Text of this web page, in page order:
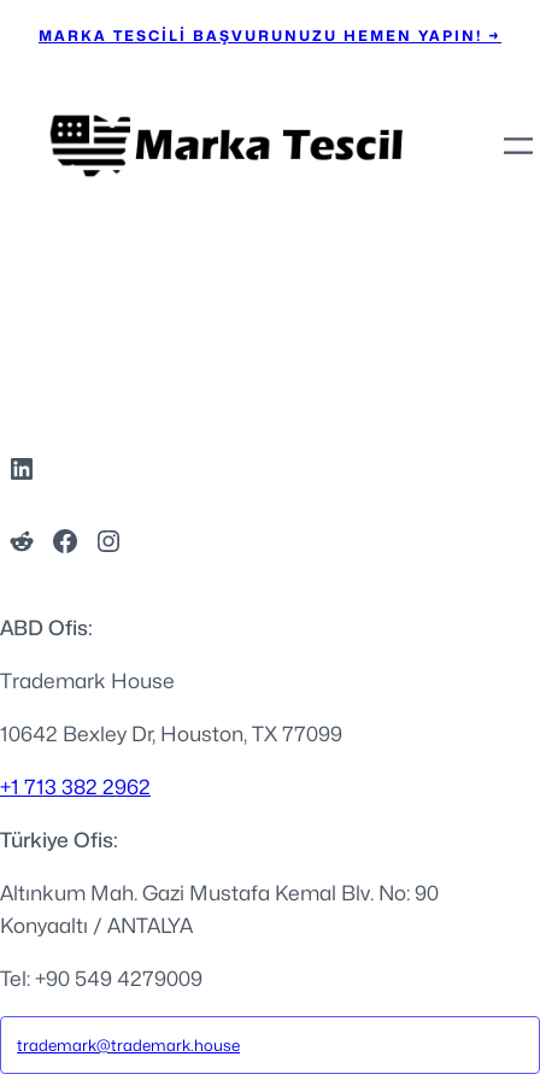
MARKA TESCİLİ BAŞVURUNUZU HEMEN YAPIN! →
ABD Ofis:
Trademark House
10642 Bexley Dr, Houston, TX 77099
+1 713 382 2962
Türkiye Ofis:
Altınkum Mah. Gazi Mustafa Kemal Blv. No: 90
Konyaaltı / ANTALYA
Tel: +90 549 4279009
trademark@trademark.house